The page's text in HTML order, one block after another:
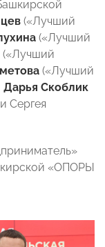
(«Лучший
(«Лучший
(«Лучший
(«Лучший
Дарья Скоблик
Сергея
«ОПОРЫ